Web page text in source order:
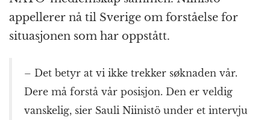
appellerer nå til Sverige om forståelse for
situasjonen som har oppstått.
– Det betyr at vi ikke trekker søknaden vår.
Dere må forstå vår posisjon. Den er veldig
vanskelig, sier Sauli Niinistö under et intervju